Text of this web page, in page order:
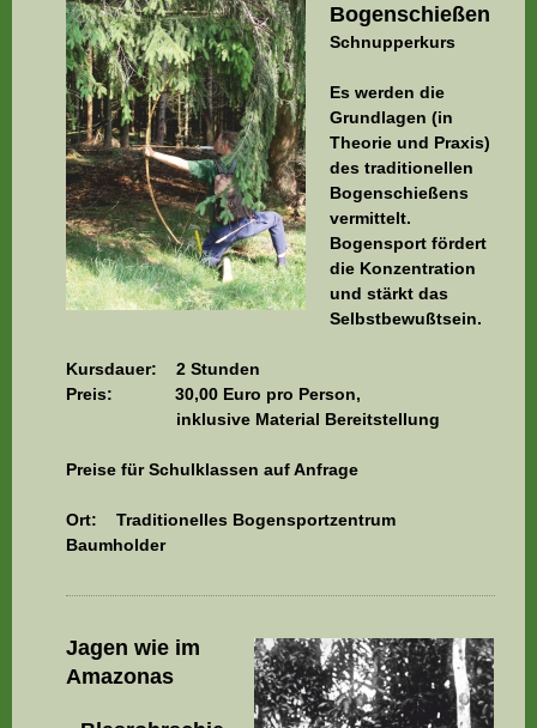
Bogenschießen
Schnupperkurs
Es werden die
Grundlagen (in
Theorie und Praxis)
des traditionellen
Bogenschießens
vermittelt.
Bogensport fördert
die Konzentration
und stärkt das
Selbstbewußtsein.
Kursdauer: 2 Stunden
Preis: 30,00 Euro pro Person,
inklusive Material Bereitstellung
Preise für Schulklassen auf Anfrage
Ort: Traditionelles Bogensportzentrum
Baumholder
Jagen wie im
Amazonas